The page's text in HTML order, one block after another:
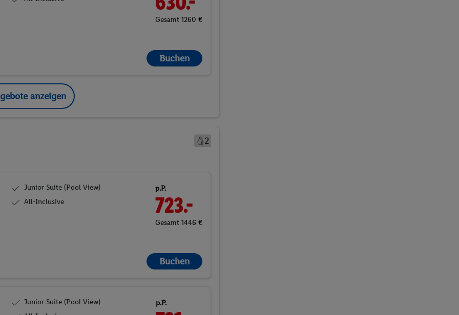
Gesamt 1260 €
Buchen
anzeigen
2
Junior Suite (Pool View)
All-Inclusive
p.P.
723.-
Gesamt 1446 €
Buchen
Junior Suite (Pool View)
p.P.